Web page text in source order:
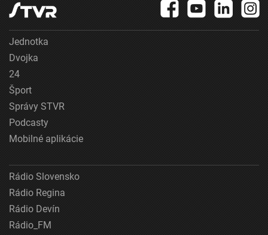
Jednotka
Dvojka
24
Šport
Správy STVR
Podcasty
Mobilné aplikácie
Rádio Slovensko
Rádio Regina
Rádio Devín
Rádio_FM